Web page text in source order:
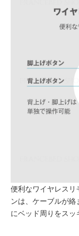
便利なワイヤレスリ
ンは、ケーブルが
にベッド周りをスッ